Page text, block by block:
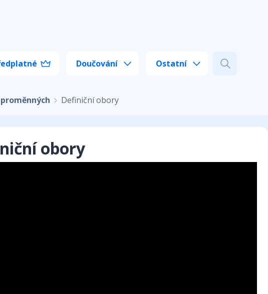
Doučování Ostatní
Definiční obory
obory